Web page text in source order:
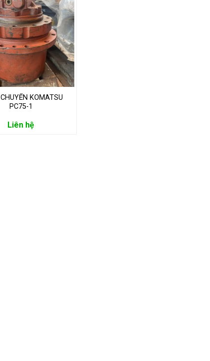
KOMATSU
PC75-1
Liên hệ